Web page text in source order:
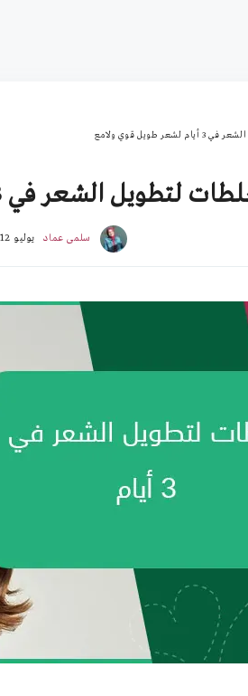
طويل قوي ولامع
الشعر في 3 أيام لشعر طويل قوي ولامع
سلمى عماد يوليو 12, 2022